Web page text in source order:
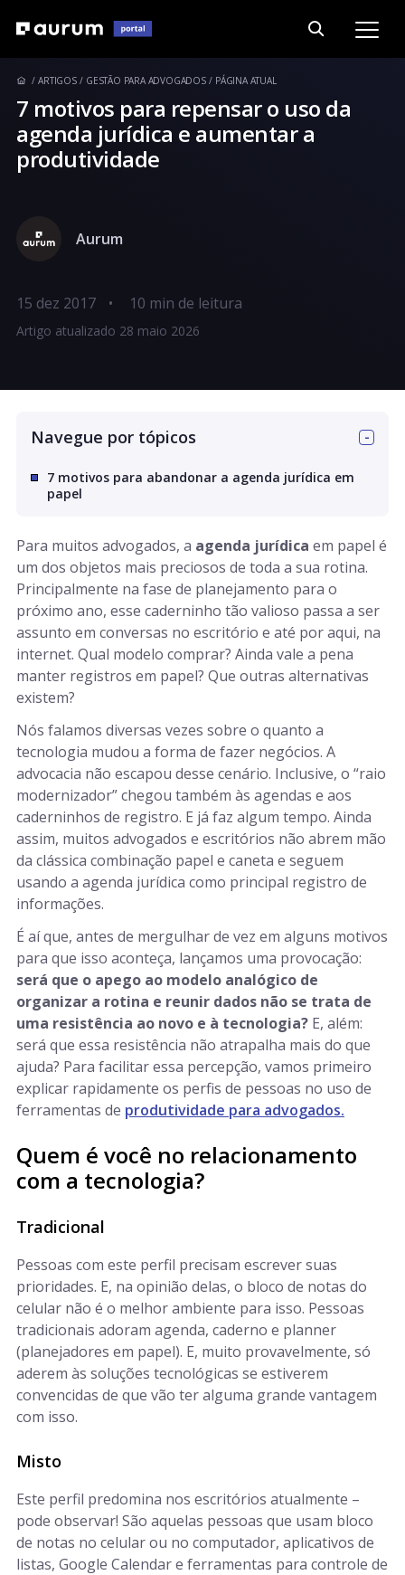
ARTIGOS GESTÃO PARA ADVOGADOS PÁGINA ATUAL
7 motivos para repensar o uso da
agenda jurídica e aumentar a
produtividade
Aurum
15 dez 2017 •
Artigo atualizado 28 maio 2026
Navegue por tópicos
7 motivos para abandonar a agenda jurídica em
papel
Para muitos advogados, a agenda jurídica em papel é
um dos objetos mais preciosos de toda a sua rotina.
Principalmente na fase de planejamento para o
próximo ano, esse caderninho tão valioso passa a ser
assunto em conversas no escritório e até por aqui, na
internet. Qual modelo comprar? Ainda vale a pena
manter registros em papel? Que outras alternativas
existem?
Nós falamos diversas vezes sobre o quanto a
tecnologia mudou a forma de fazer negócios. A
advocacia não escapou desse cenário. Inclusive, o “raio
modernizador” chegou também às agendas e aos
caderninhos de registro. E já faz algum tempo. Ainda
assim, muitos advogados e escritórios não abrem mão
da clássica combinação papel e caneta e seguem
usando a agenda jurídica como principal registro de
informações.
É aí que, antes de mergulhar de vez em alguns motivos
para que isso aconteça, lançamos uma provocação:
será que o apego ao modelo analógico de
organizar a rotina e reunir dados não se trata de
uma resistência ao novo e à tecnologia? E, além:
será que essa resistência não atrapalha mais do que
ajuda? Para facilitar essa percepção, vamos primeiro
explicar rapidamente os perfis de pessoas no uso de
ferramentas de produtividade para advogados.
Quem é você no relacionamento
com a tecnologia?
Tradicional
Pessoas com este perfil precisam escrever suas
prioridades. E, na opinião delas, o bloco de notas do
celular não é o melhor ambiente para isso. Pessoas
tradicionais adoram agenda, caderno e planner
(planejadores em papel). E, muito provavelmente, só
aderem às soluções tecnológicas se estiverem
convencidas de que vão ter alguma grande vantagem
com isso.
Misto
Este perfil predomina nos escritórios atualmente –
pode observar! São aquelas pessoas que usam bloco
de notas no celular ou no computador, aplicativos de
listas, Google Calendar e ferramentas para controle de